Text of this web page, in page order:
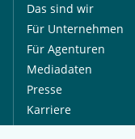
Das sind wir
Für Unternehmen
Für Agenturen
Mediadaten
Presse
Karriere
Jobs